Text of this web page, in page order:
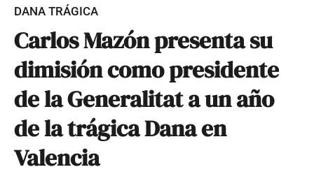
DANA TRÁGICA
Carlos Mazón presenta su
dimisión como presidente
de la Generalitat a un año
de la trágica Dana en
Valencia